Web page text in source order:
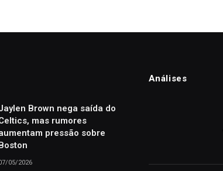
Brown nega saída do
mas rumores
pressão sobre
05/2026
Análises